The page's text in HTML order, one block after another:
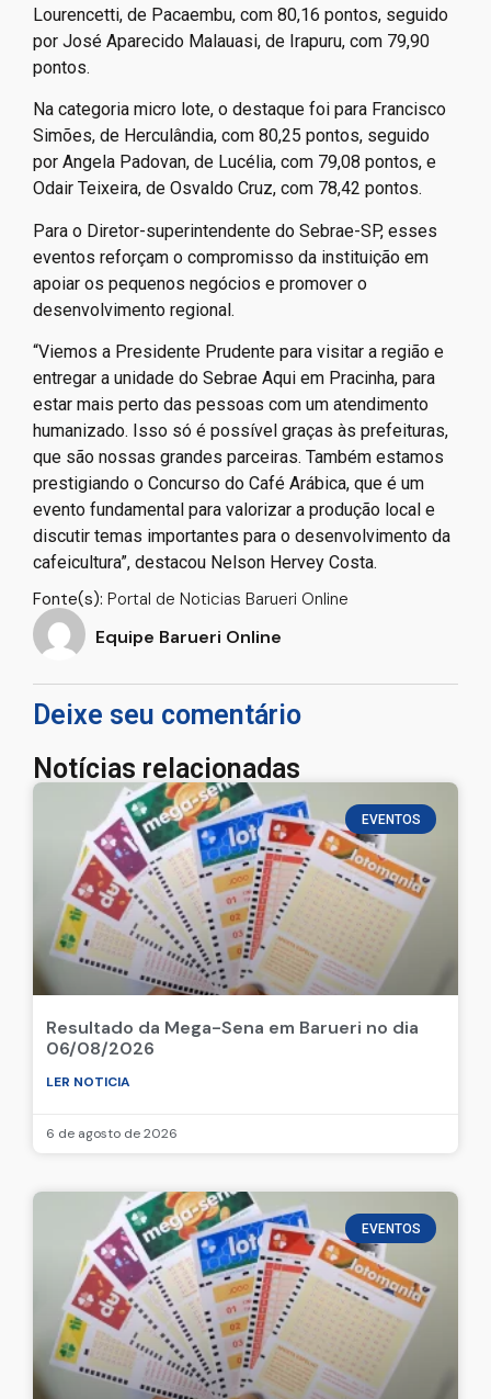
Lourencetti, de Pacaembu, com 80,16 pontos, seguido
por José Aparecido Malauasi, de Irapuru, com 79,90
pontos.
Na categoria micro lote, o destaque foi para Francisco
Simões, de Herculândia, com 80,25 pontos, seguido
por Angela Padovan, de Lucélia, com 79,08 pontos, e
Odair Teixeira, de Osvaldo Cruz, com 78,42 pontos.
​Para o Diretor-superintendente do Sebrae-SP, esses
eventos reforçam o compromisso da instituição em
apoiar os pequenos negócios e promover o
desenvolvimento regional.
“Viemos a Presidente Prudente para visitar a região e
entregar a unidade do Sebrae Aqui em Pracinha, para
estar mais perto das pessoas com um atendimento
humanizado. Isso só é possível graças às prefeituras,
que são nossas grandes parceiras. Também estamos
prestigiando o Concurso do Café Arábica, que é um
evento fundamental para valorizar a produção local e
discutir temas importantes para o desenvolvimento da
cafeicultura”, destacou Nelson Hervey Costa.
Fonte(s): Portal de Noticias Barueri Online
Equipe Barueri Online
Deixe seu comentário
Notícias relacionadas
EVENTOS
Resultado da Mega-Sena em Barueri no dia
06/08/2026
LER NOTICIA
6 de agosto de 2026
EVENTOS